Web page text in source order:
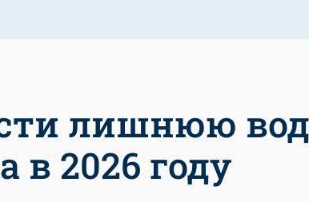
лишнюю
в 2026 году